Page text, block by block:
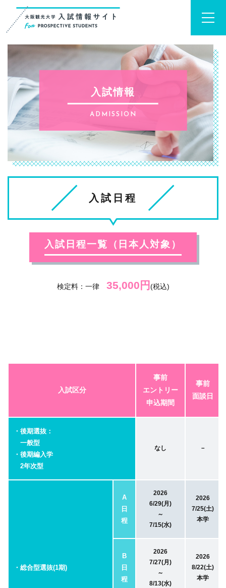
入試情報
ADMISSION
入試日程
入試日程一覧（日本人対象）
検定料：一律 35,000円 (税込)
入試区分
事前
エントリー
申込期間
事前
面談日
・後期選抜：
一般型
・後期編入学
2年次型
なし －
・総合型選抜(1期)
A
日
程
2026
6/29(月)
～
7/15(水)
2026
7/25(土)
本学
B
日
程
2026
7/27(月)
～
8/13(水)
2026
8/22(土)
本学